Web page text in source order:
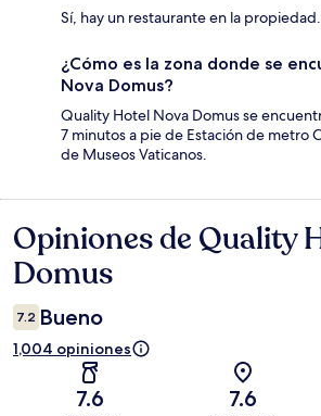
Sí, hay un restaurante en la propiedad.
¿Cómo es la zona donde se
Nova Domus?
Quality Hotel Nova Domus se
7 minutos a pie de Estación de metro
de Museos Vaticanos.
Opiniones
Opiniones de Quality
Domus
7.2 Bueno
1,004 opiniones
7.6 7.6